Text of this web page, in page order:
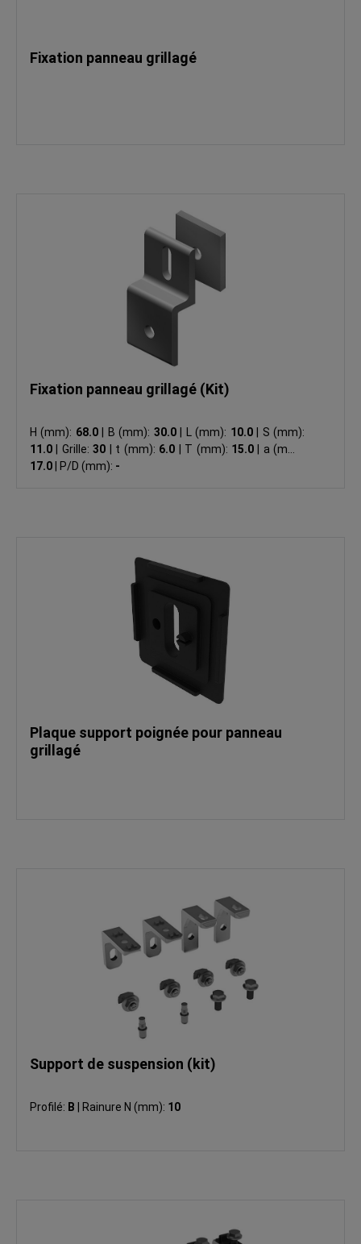
Fixation panneau grillagé
Fixation panneau grillagé (Kit)
H (mm): 68.0 B (mm): 30.0 L (mm): 10.0
S (mm):
11.0
Grille:30 t (mm): 6.0 T (mm): 15.0
a (mm):
17.0
P/D (mm): -
Plaque support poignée pour panneau
grillagé
Support de suspension (kit)
Profilé: B Rainure N (mm): 10